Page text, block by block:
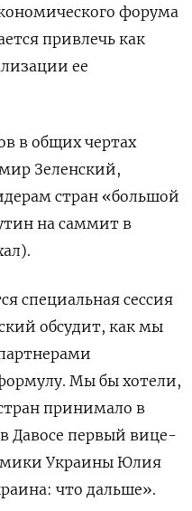
форума
привлечь как
ее
в общих чертах
Зеленский,
стран «большой
на саммит в
специальная сессия
обсудит, как мы
Мы бы хотели,
принимало в
в Давосе первый вице-
Украины Юлия
что дальше».